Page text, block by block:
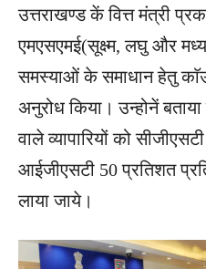
उत्तराखण्ड कें वित्त मंत्री
एमएसएमई(सूक्ष्म, लघु और
समस्याओं के समाधान हेतु
अनुरोध किया। उन्होनें
वाले व्यापारियों को
आईजीएसटी 50 प्रतिशत
लाया जाये।